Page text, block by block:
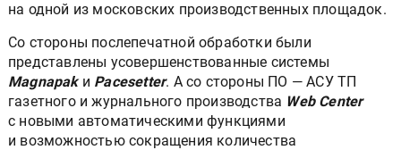
на одной из московских производственных площадок.
Со стороны послепечатной обработки были
представлены усовершенствованные системы
Magnapakи Pacesetter. А со стороны ПО — АСУ ТП
газетного и журнального производства Web Center
с новыми автоматическими функциями
и возможностью сокращения количества